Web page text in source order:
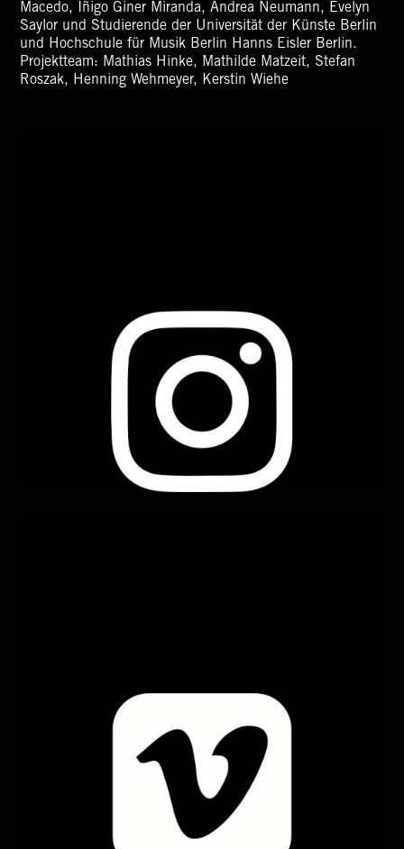
Macedo, Iñigo Giner Miranda, Andrea Neumann, Evelyn
Saylor und Studierende der Universität der Künste Berlin
und Hochschule für Musik Berlin Hanns Eisler Berlin.
Projektteam: Mathias Hinke, Mathilde Matzeit, Stefan
Roszak, Henning Wehmeyer, Kerstin Wiehe